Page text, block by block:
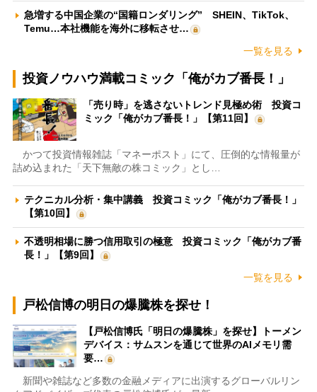
急増する中国企業の“国籍ロンダリング” SHEIN、TikTok、
Temu…本社機能を海外に移転させ…
一覧を見る
投資ノウハウ満載コミック「俺がカブ番長！」
「売り時」を逃さないトレンド見極め術 投資コ
ミック「俺がカブ番長！」【第11回】
かつて投資情報雑誌「マネーポスト」にて、圧倒的な情報量が
詰め込まれた「天下無敵の株コミック」とし…
テクニカル分析・集中講義 投資コミック「俺がカブ番長！」
【第10回】
不透明相場に勝つ信用取引の極意 投資コミック「俺がカブ番
長！」【第9回】
一覧を見る
戸松信博の明日の爆騰株を探せ！
【戸松信博氏「明日の爆騰株」を探せ】トーメン
デバイス：サムスンを通じて世界のAIメモリ需
要…
新聞や雑誌など多数の金融メディアに出演するグローバルリン